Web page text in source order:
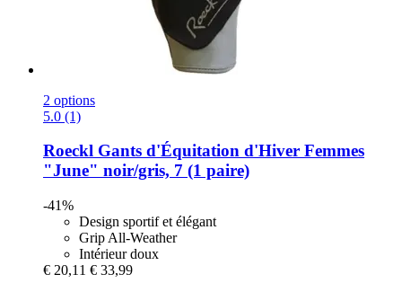
2 options
5.0 (1)
Roeckl Gants d'Équitation d'Hiver Femmes
"June" noir/gris, 7 (1 paire)
-41%
Design sportif et élégant
Grip All-Weather
Intérieur doux
€ 20,11 € 33,99